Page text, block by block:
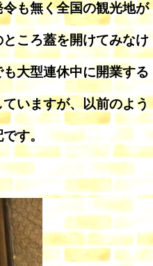
も無く全国の観光地が
ころ蓋を開けてみなけ
大型連休中に開業する
いますが、以前のよう
す。